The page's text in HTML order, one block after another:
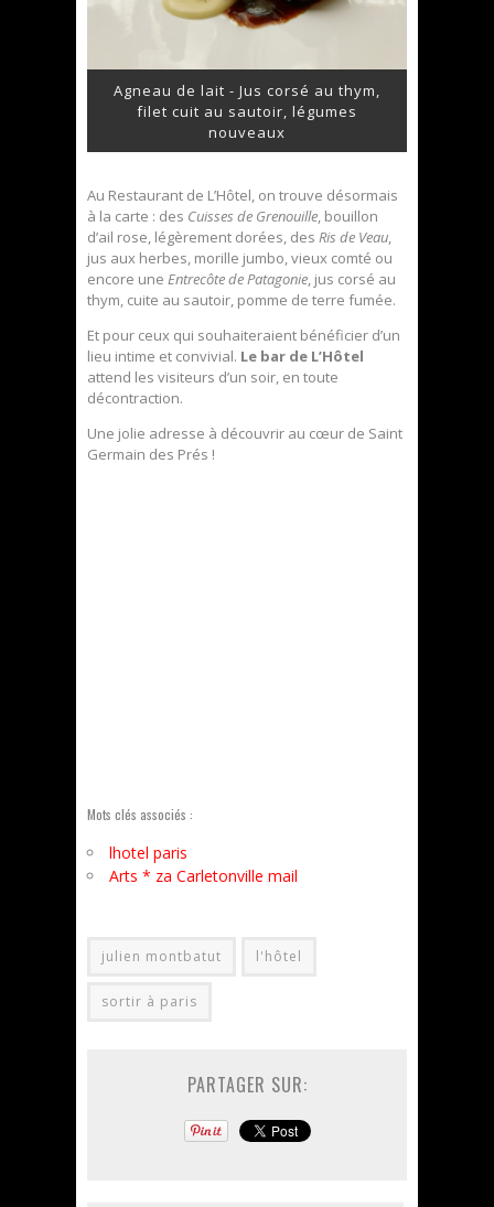
Agneau de lait - Jus corsé au thym,
filet cuit au sautoir, légumes
nouveaux
Au Restaurant de L’Hôtel, on trouve désormais
à la carte : des Cuisses de Grenouille, bouillon
d’ail rose, légèrement dorées, des Ris de Veau,
jus aux herbes, morille jumbo, vieux comté ou
encore une Entrecôte de Patagonie, jus corsé au
thym, cuite au sautoir, pomme de terre fumée.
Et pour ceux qui souhaiteraient bénéficier d’un
lieu intime et convivial. Le bar de L’Hôtel
attend les visiteurs d’un soir, en toute
décontraction.
Une jolie adresse à découvrir au cœur de Saint
Germain des Prés !
Mots clés associés :
lhotel paris
Arts * za Carletonville mail
julien montbatut l'hôtel
sortir à paris
PARTAGER SUR: